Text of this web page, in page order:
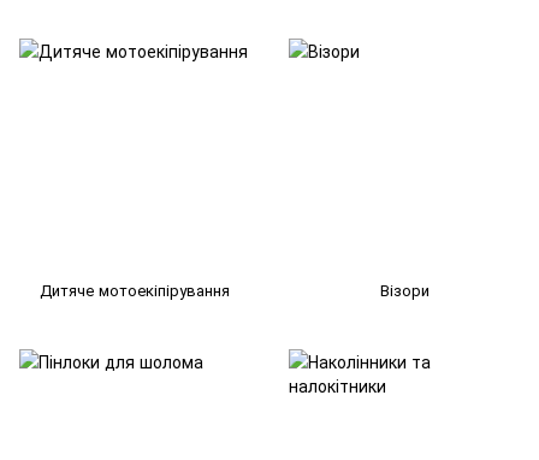
Дитяче мотоекіпірування Візори